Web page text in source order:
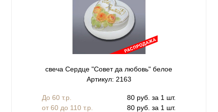
свеча Сердце "Совет да любовь" белое
Артикул: 2163
До 60 т.р.
80 руб. за 1 шт.
от 60 до 110 т.р.
80 руб. за 1 шт.